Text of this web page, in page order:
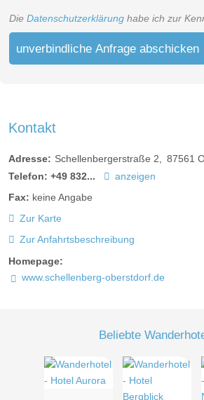
Die Datenschutzerklärung habe ich zur
unverbindliche Anfrage abschicken
Kontakt
Adresse: Schellenbergerstraße 2 87561
Telefon: +49 832...
anzeigen
Fax: keine Angabe
Zur Karte
Zur Anfahrtsbeschreibung
Homepage:
www.schellenberg-oberstdorf.de
Beliebte